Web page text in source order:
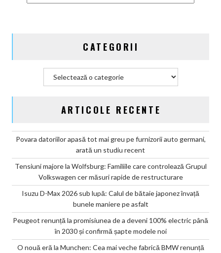
până
modele
CATEGORII
ARTICOLE RECENTE
Povara datoriilor apasă tot mai greu pe furnizorii auto germani,
arată un studiu recent
Tensiuni majore la Wolfsburg: Familiile care controlează Grupul
Volkswagen cer măsuri rapide de restructurare
Isuzu D-Max 2026 sub lupă: Calul de bătaie japonez învață
bunele maniere pe asfalt
Peugeot renunță la promisiunea de a deveni 100% electric până
în 2030 și confirmă șapte modele noi
O nouă eră la Munchen: Cea mai veche fabrică BMW renunță